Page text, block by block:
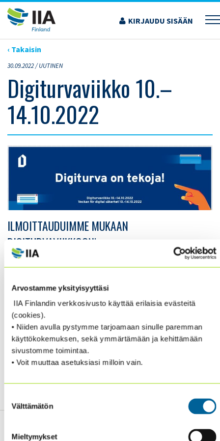
Arvostamme yksityisyyttäsi
IIA Finlandin verkkosivusto käyttää erilaisia evästeitä
(cookies).
• Niiden avulla pystymme tarjoamaan sinulle paremman
käyttökokemuksen, sekä ymmärtämään ja kehittämään
sivustomme toimintaa.
• Voit muuttaa asetuksiasi milloin vain.
valinta
Välttämätön
Mieltymykset
Siirry
sisältöön
KIRJAUDU SISÄÄN
›ARTIKKELIT›DIGITURVAVIIKKO 10.–14.10.2022
‹ Takaisin
30.09.2022 /UUTINEN
Digiturvaviikko 10.–
14.10.2022
ILMOITTAUDUIMME MUKAAN
DIGITURVAVIIKKOON!
Digiturvaviikko on virtuaalinen teemaviikko, joka
tarjoaa käytännön keinoja digiturvallisuuden
parantamiseen organisaatioiden johtajille, digiturvan
asiantuntijoille sekä aivan kaikille, jotka ovat
kiinnostuneita arjen ja kodin digiturvasta.
Digiturvaviikon tallenteet.